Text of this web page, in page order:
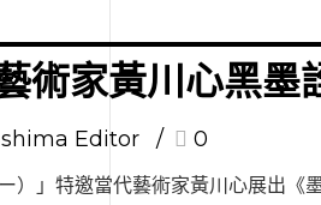
術家黃川心黑墨
Editor 0
ー）」特邀當代藝術家黃川心展出